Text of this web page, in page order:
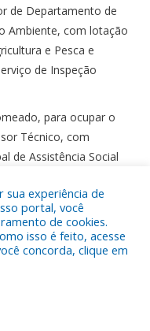
de Departamento de
Ambiente, com lotação
e Pesca e
de Inspeção
para ocupar o
Técnico, com
de Assistência Social
Técnico, com
para ocupar o
Técnico, com
de Assistência Social
sua experiência de
portal, você
de cookies.
isso é feito, acesse
concorda, clique em